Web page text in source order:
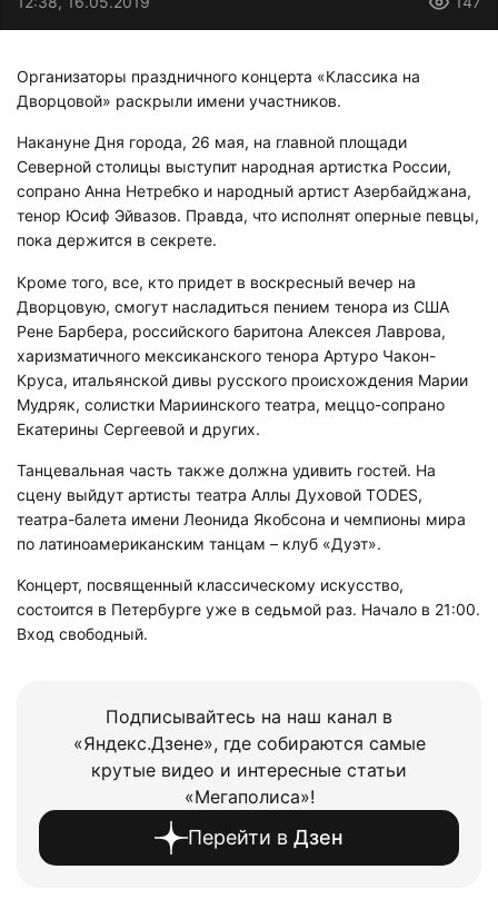
Организаторы праздничного концерта «Классика на
Дворцовой» раскрыли имени участников.
Накануне Дня города, 26 мая, на главной площади
Северной столицы выступит народная артистка России,
сопрано Анна Нетребко и народный артист Азербайджана,
тенор Юсиф Эйвазов. Правда, что исполнят оперные певцы,
пока держится в секрете.
Кроме того, все, кто придет в воскресный вечер на
Дворцовую, смогут насладиться пением тенора из США
Рене Барбера, российского баритона Алексея Лаврова,
харизматичного мексиканского тенора Артуро Чакон-
Круса, итальянской дивы русского происхождения Марии
Мудряк, солистки Мариинского театра, меццо-сопрано
Екатерины Сергеевой и других.
Танцевальная часть также должна удивить гостей. На
сцену выйдут артисты театра Аллы Духовой TODES,
театра-балета имени Леонида Якобсона и чемпионы мира
по латиноамериканским танцам – клуб «Дуэт».
Концерт, посвященный классическому искусство,
состоится в Петербурге уже в седьмой раз. Начало в 21:00.
Вход свободный.
Подписывайтесь на наш канал в
«Яндекс.Дзене», где собираются самые
крутые видео и интересные статьи
«Мегаполиса»!
Перейти в Дзен